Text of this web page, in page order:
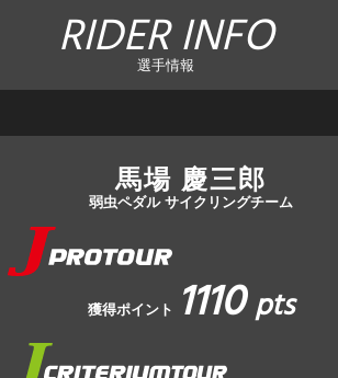
RIDER INFO
選手情報
馬場 慶三郎
弱虫ペダル サイクリングチーム
獲得ポイント 1110pts